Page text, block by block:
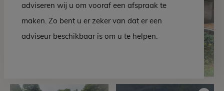
adviseren wij u om vooraf een afspraak te
maken. Zo bent u er zeker van dat er een
adviseur beschikbaar is om u te helpen.